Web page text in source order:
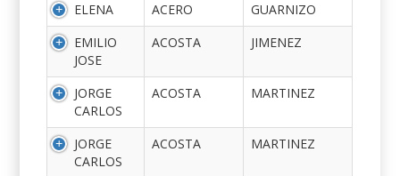
ELENA ACERO
GUARNIZO
EMILIO
JOSE
ACOSTA JIMENEZ
JORGE
CARLOS
ACOSTA MARTINEZ
JORGE
CARLOS
ACOSTA MARTINEZ